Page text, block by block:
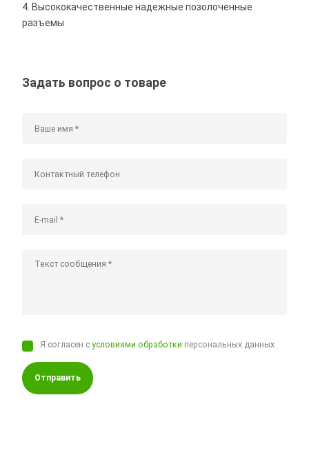
4. Высококачественные надежные позолоченные
разъемы
Задать вопрос о товаре
Я согласен сусловиями обработки персональных данных
Отправить